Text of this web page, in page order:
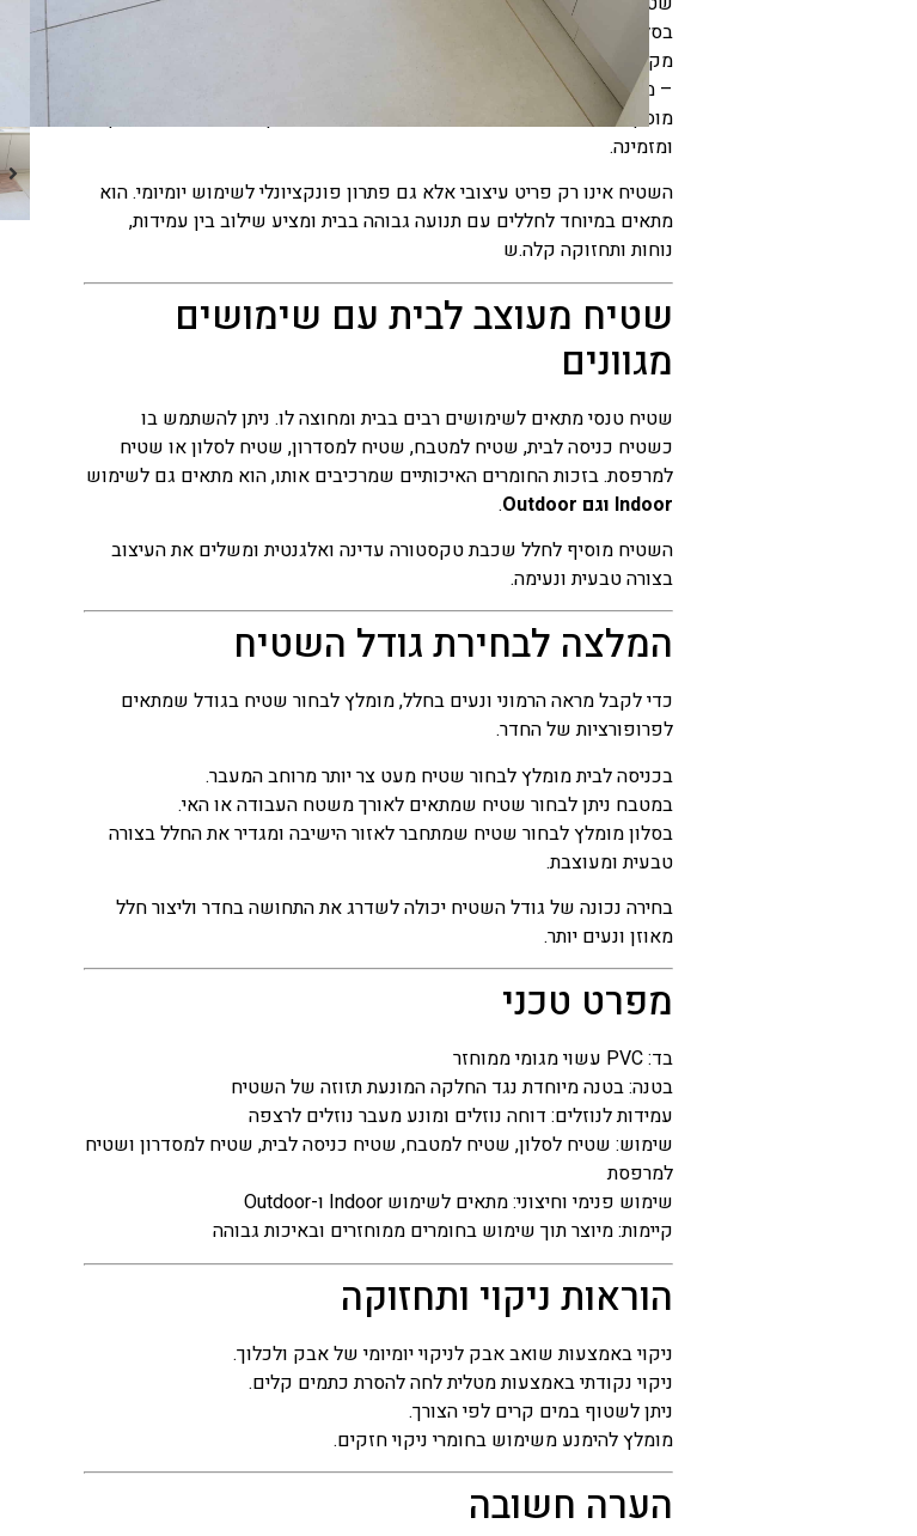
המחיר
הנוכחי
הוא
₪55
–
₪154
טווח
עד
בסלון, במטבח, בכניסה לבית, במסדרון, בחדר שינה ואפילו במרפסת או בחצר
מקורה. בזכות העיצוב המאוזן שלו הוא משתלב בקלות בסגנונות עיצוב שונים
– מודרני, מינימליסטי, סקנדינבי או בית חמים ונעים. המרקם הנעים שלו
מוסיף תחושת רכות ונוחות תחת כפות הרגליים ומעניק לחלל תחושה מחבקת
ומזמינה.
השטיח אינו רק פריט עיצובי אלא גם פתרון פונקציונלי לשימוש יומיומי. הוא
מתאים במיוחד לחללים עם תנועה גבוהה בבית ומציע שילוב בין עמידות,
נוחות ותחזוקה קלה.ש
שטיח מעוצב לבית עם שימושים
מגוונים
שטיח טנסי מתאים לשימושים רבים בבית ומחוצה לו. ניתן להשתמש בו
כשטיח כניסה לבית, שטיח למטבח, שטיח למסדרון, שטיח לסלון או שטיח
למרפסת. בזכות החומרים האיכותיים שמרכיבים אותו, הוא מתאים גם לשימוש
Indoor וגם Outdoor
.
השטיח מוסיף לחלל שכבת טקסטורה עדינה ואלגנטית ומשלים את העיצוב
בצורה טבעית ונעימה.
המלצה לבחירת גודל השטיח
כדי לקבל מראה הרמוני ונעים בחלל, מומלץ לבחור שטיח בגודל שמתאים
לפרופורציות של החדר.
בכניסה לבית מומלץ לבחור שטיח מעט צר יותר מרוחב המעבר.
במטבח ניתן לבחור שטיח שמתאים לאורך משטח העבודה או האי.
בסלון מומלץ לבחור שטיח שמתחבר לאזור הישיבה ומגדיר את החלל בצורה
טבעית ומעוצבת.
בחירה נכונה של גודל השטיח יכולה לשדרג את התחושה בחדר וליצור חלל
מאוזן ונעים יותר.
מפרט טכני
בד: PVC עשוי מגומי ממוחזר
בטנה: בטנה מיוחדת נגד החלקה המונעת תזוזה של השטיח
עמידות לנוזלים: דוחה נוזלים ומונע מעבר נוזלים לרצפה
שימוש: שטיח לסלון, שטיח למטבח, שטיח כניסה לבית, שטיח למסדרון ושטיח
למרפסת
שימוש פנימי וחיצוני: מתאים לשימוש Indoor ו-Outdoor
קיימות: מיוצר תוך שימוש בחומרים ממוחזרים ובאיכות גבוהה
הוראות ניקוי ותחזוקה
ניקוי באמצעות שואב אבק לניקוי יומיומי של אבק ולכלוך.
ניקוי נקודתי באמצעות מטלית לחה להסרת כתמים קלים.
ניתן לשטוף במים קרים לפי הצורך.
מומלץ להימנע משימוש בחומרי ניקוי חזקים.
הערה חשובה